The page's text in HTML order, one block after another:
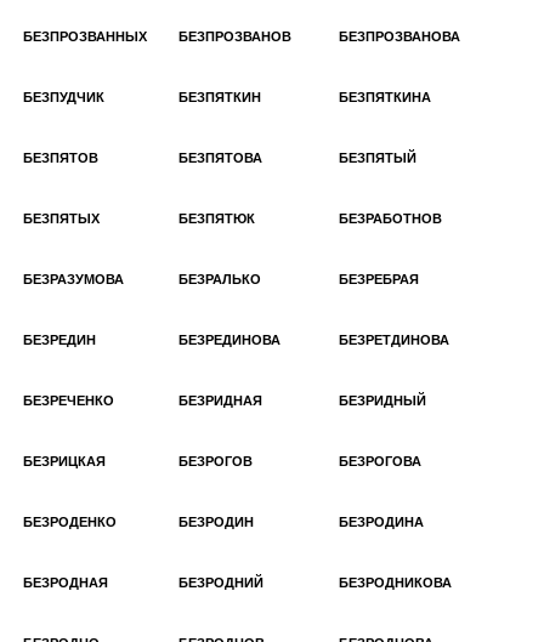
БЕЗПРОЗВАННЫХ БЕЗПРОЗВАНОВ БЕЗПРОЗВАНОВА
БЕЗПУДЧИК БЕЗПЯТКИН БЕЗПЯТКИНА
БЕЗПЯТОВ БЕЗПЯТОВА БЕЗПЯТЫЙ
БЕЗПЯТЫХ БЕЗПЯТЮК БЕЗРАБОТНОВ
БЕЗРАЗУМОВА БЕЗРАЛЬКО БЕЗРЕБРАЯ
БЕЗРЕДИН БЕЗРЕДИНОВА БЕЗРЕТДИНОВА
БЕЗРЕЧЕНКО БЕЗРИДНАЯ БЕЗРИДНЫЙ
БЕЗРИЦКАЯ БЕЗРОГОВ БЕЗРОГОВА
БЕЗРОДЕНКО БЕЗРОДИН БЕЗРОДИНА
БЕЗРОДНАЯ БЕЗРОДНИЙ БЕЗРОДНИКОВА